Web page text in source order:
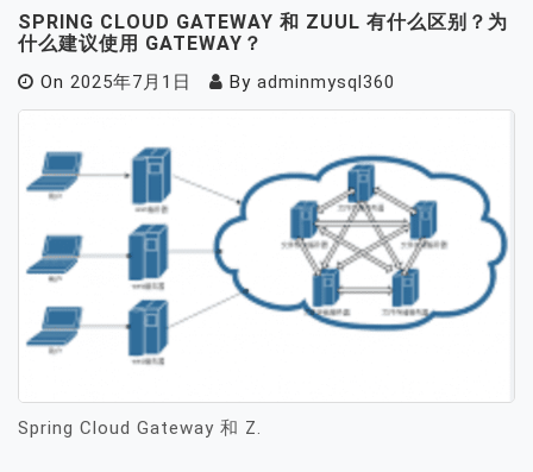
SPRING CLOUD GATEWAY 和 ZUUL 有什么区别？为
什么建议使用 GATEWAY？
On 2025年7月1日 By adminmysql360
Spring Cloud Gateway 和 Z.